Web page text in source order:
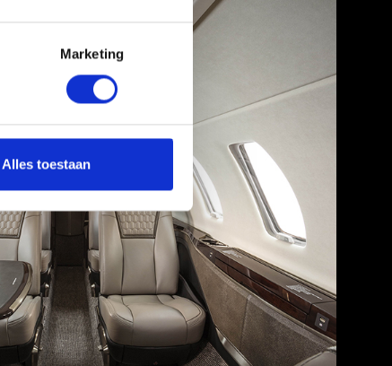
Marketing
Alles toestaan